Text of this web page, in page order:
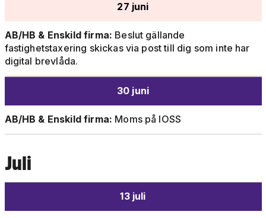
27 juni
AB/HB & Enskild firma: Beslut gällande
fastighetstaxering skickas via post till dig som inte har
digital brevlåda.
30 juni
AB/HB & Enskild firma: Moms på IOSS
Juli
13 juli